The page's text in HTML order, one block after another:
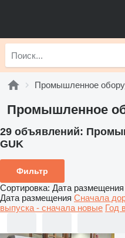
Промышленное
Промышленное
29 объявлений:
GUK
Фильтр
Сортировка: Дата размещения
Дата размещения Сначала
выпуска - сначала новые Год